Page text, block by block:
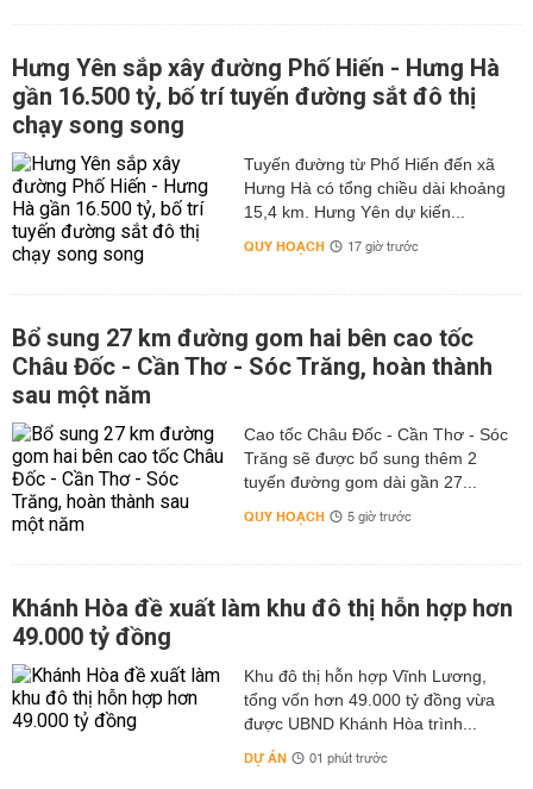
Hưng Yên sắp xây đường Phố Hiến - Hưng Hà
gần 16.500 tỷ, bố trí tuyến đường sắt đô thị
chạy song song
Tuyến đường từ Phố Hiến đến xã
Hưng Hà có tổng chiều dài khoảng
15,4 km. Hưng Yên dự kiến...
QUY HOẠCH 17 giờ trước
Bổ sung 27 km đường gom hai bên cao tốc
Châu Đốc - Cần Thơ - Sóc Trăng, hoàn thành
sau một năm
Cao tốc Châu Đốc - Cần Thơ - Sóc
Trăng sẽ được bổ sung thêm 2
tuyến đường gom dài gần 27...
QUY HOẠCH 5 giờ trước
Khánh Hòa đề xuất làm khu đô thị hỗn hợp hơn
49.000 tỷ đồng
Khu đô thị hỗn hợp Vĩnh Lương,
tổng vốn hơn 49.000 tỷ đồng vừa
được UBND Khánh Hòa trình...
DỰ ÁN 01 phút trước